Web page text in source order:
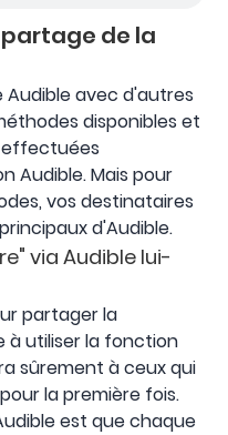
partage de la
avec d'autres
disponibles et
Audible. Mais pour
vos destinataires
d'Audible.
via Audible lui-
partager la
à utiliser la fonction
sûrement à ceux qui
la première fois.
est que chaque